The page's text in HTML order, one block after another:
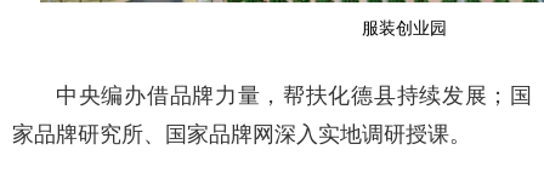
服装创业园
中央编办借品牌力量，帮扶化德县持续发展；国
家品牌研究所、国家品牌网深入实地调研授课。